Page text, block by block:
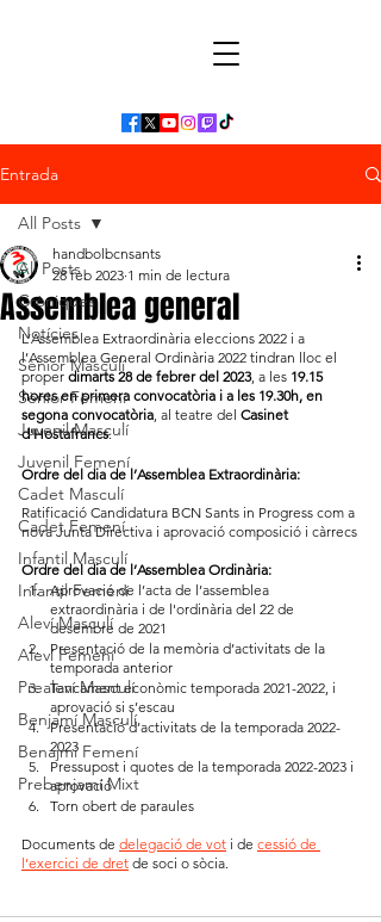
Entrada
All Posts
Cròniques
Notícies
Sènior Masculí
Sènior Femení
Juvenil Masculí
Juvenil Femení
Cadet Masculí
Cadet Femení
Infantil Masculí
Infantil Femení
Aleví Masculí
Aleví Femení
Prealeví Masculí
Benjamí Masculí
Benajmí Femení
Prebenjamí Mixt
All Posts
Assemblea general
handbolbcnsants
28 feb 2023 1 min de lectura
L’Assemblea Extraordinària eleccions 2022 i a
l’Assemblea General Ordinària 2022 tindran lloc el
proper dimarts 28 de febrer del 2023, a les 19.15
hores en primera convocatòria i a les 19.30h, en
segona convocatòria, al teatre del Casinet
d'Hostafrancs.
Ordre del dia de l’Assemblea Extraordinària:
Ratificació Candidatura BCN Sants in Progress com a
nova Junta Directiva i aprovació composició i càrrecs
Ordre del dia de l’Assemblea Ordinària:
Aprovació de l’acta de l’assemblea
extraordinària i de l'ordinària del 22 de
desembre de 2021
Presentació de la memòria d’activitats de la
temporada anterior
Tancament econòmic temporada 2021-2022, i
aprovació si s’escau
Presentació d’activitats de la temporada 2022-
2023
Pressupost i quotes de la temporada 2022-2023 i
aprovació
Torn obert de paraules
Documents de delegació de vot i de cessió de
l’exercici de dret de soci o sòcia.